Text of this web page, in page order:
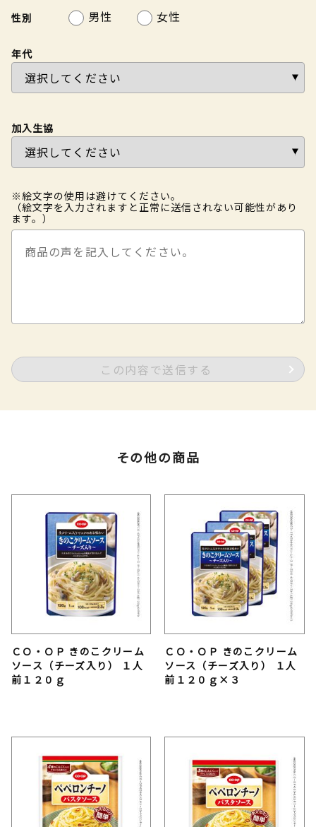
性別 男性 女性
年代
加入生協
※絵文字の使用は避けてください。
（絵文字を入力されますと正常に送信されない可能性があり
ます。）
この内容で送信する
その他の商品
ＣＯ・ＯＰ きのこクリーム
ソース（チーズ入り） １人
前１２０ｇ
ＣＯ・ＯＰ きのこクリーム
ソース（チーズ入り） １人
前１２０ｇ×３